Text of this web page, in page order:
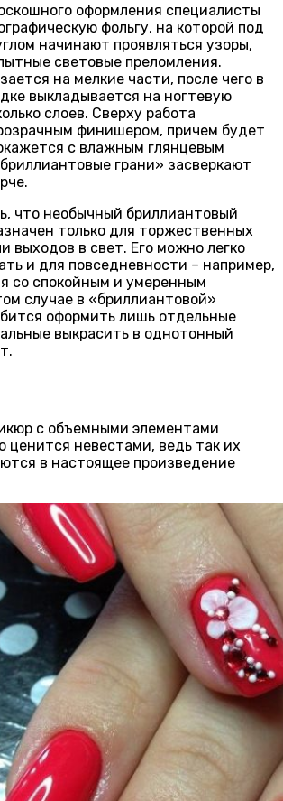
оформления специалисты
фольгу, на которой под
начинают проявляться узоры,
световые преломления.
на мелкие части, после чего в
выкладывается на ногтевую
слоев. Сверху работа
финишером, причем будет
с влажным глянцевым
грани» засверкают
что необычный бриллиантовый
только для торжественных
выходов в свет. Его можно легко
и для повседневности – например,
со спокойным и умеренным
случае в «бриллиантовой»
оформить лишь отдельные
выкрасить в однотонный
с объемными элементами
ценится невестами, ведь так их
в настоящее произведение